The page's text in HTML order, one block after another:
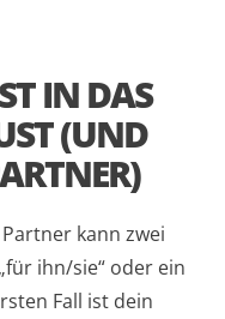
IN DAS
(UND
kann zwei
ihn/sie“ oder ein
Fall ist dein